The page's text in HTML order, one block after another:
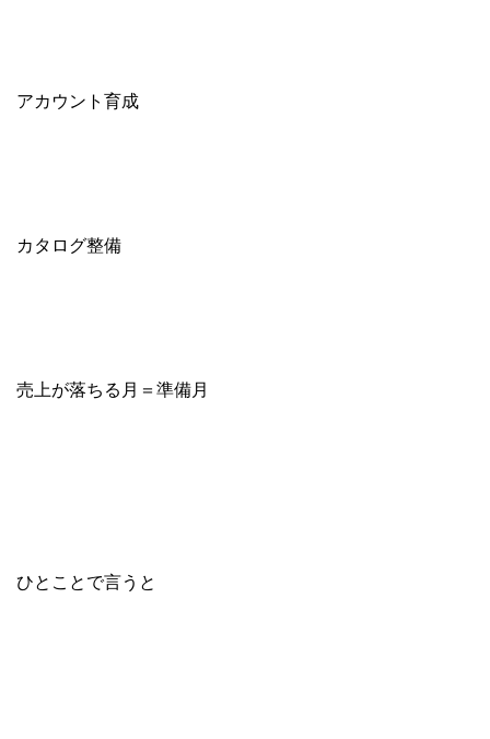
アカウント育成
カタログ整備
売上が落ちる月＝準備月
ひとことで言うと